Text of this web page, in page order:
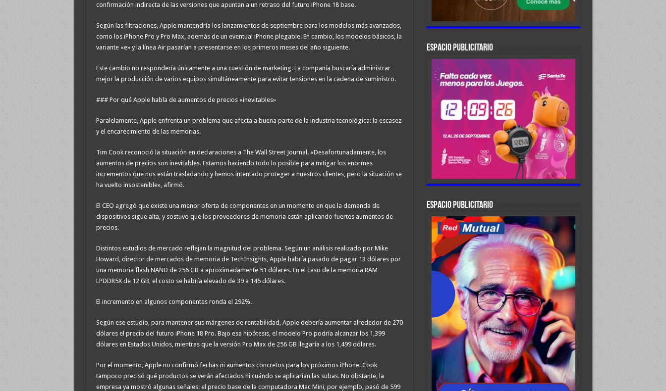
confirmación indirecta de las versiones que apuntan a un retraso del futuro iPhone 18 base.
Según las filtraciones, Apple mantendría los lanzamientos de septiembre para los modelos más avanzados,
como los iPhone Pro y Pro Max, además de un eventual iPhone plegable. En cambio, los modelos básicos, la
variante «e» y la línea Air pasarían a presentarse en los primeros meses del año siguiente.
Este cambio no respondería únicamente a una cuestión de marketing. La compañía buscaría administrar
mejor la producción de varios equipos simultáneamente para evitar tensiones en la cadena de suministro.
### Por qué Apple habla de aumentos de precios «inevitables»
Paralelamente, Apple enfrenta un problema que afecta a buena parte de la industria tecnológica: la escasez
y el encarecimiento de las memorias.
Tim Cook reconoció la situación en declaraciones a The Wall Street Journal. «Desafortunadamente, los
aumentos de precios son inevitables. Estamos haciendo todo lo posible para mitigar los enormes
incrementos que nos están trasladando y hemos intentado proteger a nuestros clientes, pero la situación se
ha vuelto insostenible», afirmó.
El CEO agregó que existe una menor oferta de componentes en un momento en que la demanda de
dispositivos sigue alta, y sostuvo que los proveedores de memoria están aplicando fuertes aumentos de
precios.
Distintos estudios de mercado reflejan la magnitud del problema. Según un análisis realizado por Mike
Howard, director de mercados de memoria de TechInsights, Apple habría pasado de pagar 13 dólares por
una memoria flash NAND de 256 GB a aproximadamente 51 dólares. En el caso de la memoria RAM
LPDDR5X de 12 GB, el costo se habría elevado de 39 a 145 dólares.
El incremento en algunos componentes ronda el 292%.
Según ese estudio, para mantener sus márgenes de rentabilidad, Apple debería aumentar alrededor de 270
dólares el precio del futuro iPhone 18 Pro. Bajo esa hipótesis, el modelo Pro podría alcanzar los 1,399
dólares en Estados Unidos, mientras que la versión Pro Max de 256 GB llegaría a los 1,499 dólares.
Por el momento, Apple no confirmó fechas ni aumentos concretos para los próximos iPhone. Cook
tampoco precisó qué productos se verán afectados ni cuándo se aplicarían las subas. No obstante, la
empresa ya mostró algunas señales: el precio base de la computadora Mac Mini, por ejemplo, pasó de 599
ESPACIO PUBLICITARIO
ESPACIO PUBLICITARIO